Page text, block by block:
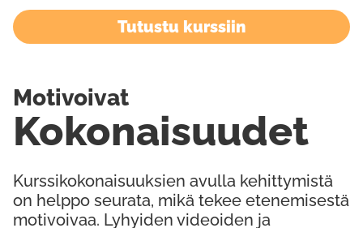
Tutustu kurssiin
Kurssikokonaisuuksien avulla kehittymistä
on helppo seurata, mikä tekee etenemisestä
motivoivaa. Lyhyiden videoiden ja
Kokonaisuudet
Motivoivat